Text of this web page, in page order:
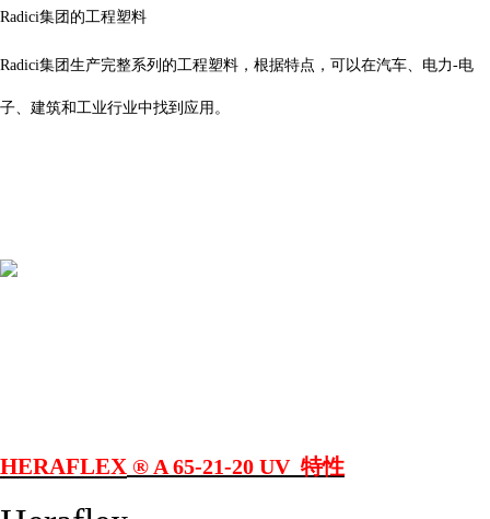
Radici集团的工程塑料
Radici集团生产完整系列的工程塑料，根据特点，可以在汽车、电力-电
子、建筑和工业行业中找到应用。
HERAFLEX ® A 65-21-20 UV 特性